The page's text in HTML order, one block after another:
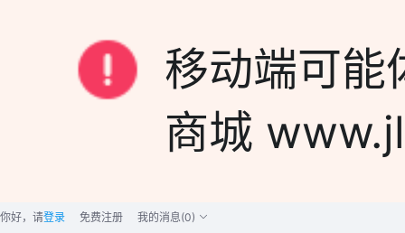
移动端可能
商城
你好，请登录 免费注册 我的消息(0)